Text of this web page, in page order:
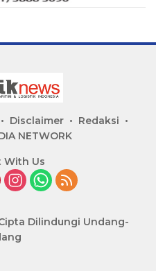
Disclaimer
Redaksi
NETWORK
With Us
Dilindungi Undang-